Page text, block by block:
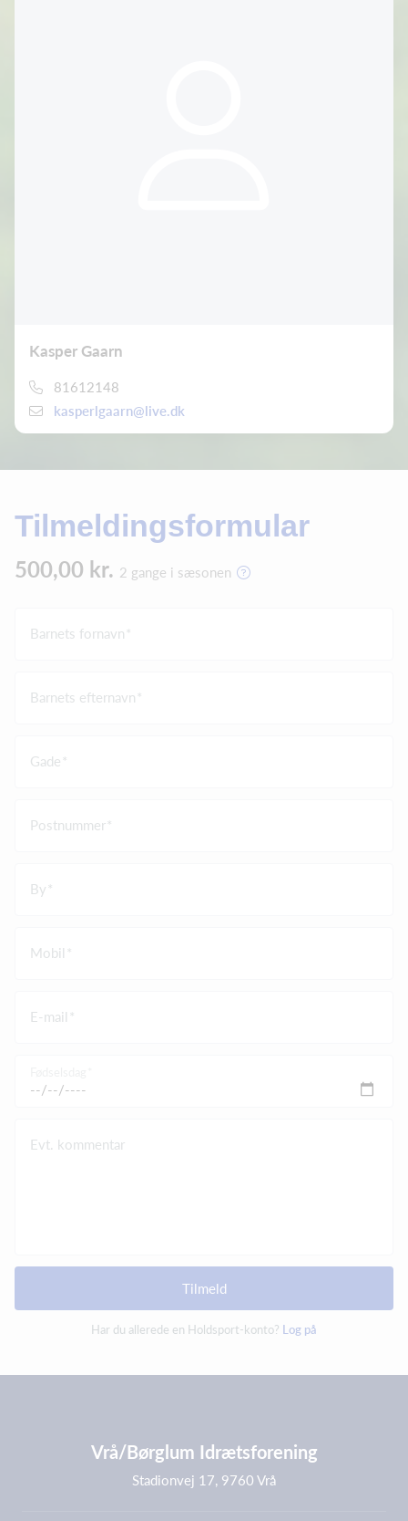
Kasper Gaarn
81612148
kasperlgaarn@live.dk
Tilmeldingsformular
500,00 kr. 2 gange i sæsonen
Barnets fornavn
Barnets efternavn
Gade
Postnummer
By
Mobil
E-mail
Evt. kommentar
Tilmeld
Har du allerede en Holdsport-konto? Log på
Vrå/Børglum Idrætsforening
Stadionvej 17, 9760 Vrå